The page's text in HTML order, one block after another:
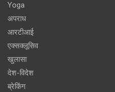
Yoga
अपराध
आरटीआई
एक्सक्लूसिव
खुलासा
देश-विदेश
ब्रेकिंग